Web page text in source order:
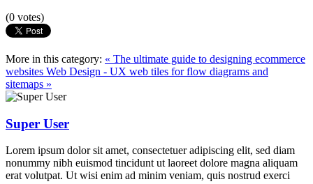
(0 votes)
More in this category: « The ultimate guide to designing ecommerce
websites Web Design - UX web tiles for flow diagrams and
sitemaps »
Super User
Lorem ipsum dolor sit amet, consectetuer adipiscing elit, sed diam
nonummy nibh euismod tincidunt ut laoreet dolore magna aliquam
erat volutpat. Ut wisi enim ad minim veniam, quis nostrud exerci